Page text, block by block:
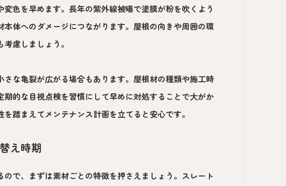
色を早めます。長年の紫外線被曝で塗膜が粉を吹くよう
体へのダメージにつながります。屋根の向きや周囲の環
慮しましょう。
な亀裂が広がる場合もあります。屋根材の種類や施工時
的な目視点検を習慣にして早めに対処することで大がか
踏まえてメンテナンス計画を立てると安心です。
え時期
で、まずは素材ごとの特徴を押さえましょう。スレート